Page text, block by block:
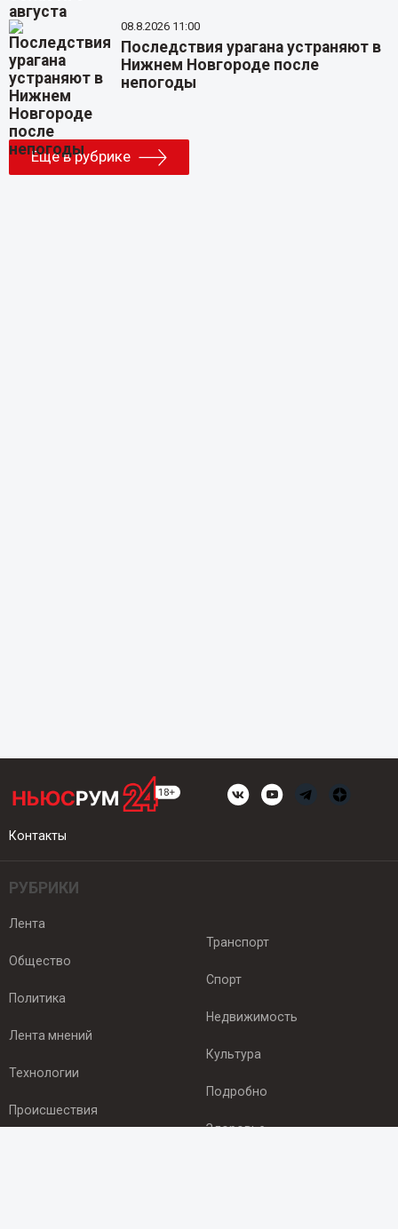
08.8.2026 11:00
Последствия урагана устраняют в
Нижнем Новгороде после
непогоды
Еще в рубрике
Контакты
РУБРИКИ
Лента
Общество
Политика
Лента мнений
Технологии
Происшествия
Транспорт
Спорт
Недвижимость
Культура
Подробно
Здоровье